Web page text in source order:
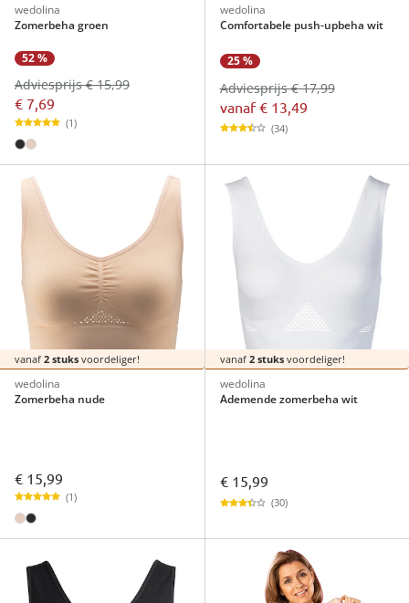
wedolina
Zomerbeha groen
52 %
€ 7,69
Adviesprijs € 15,99
(1)
wedolina
Comfortabele push-upbeha wit
25 %
vanaf€ 13,49
Adviesprijs € 17,99
(34)
vanaf 2 stuks voordeliger!
wedolina
Zomerbeha nude
€ 15,99
(1)
vanaf 2 stuksvoordeliger!
wedolina
Ademende zomerbeha wit
€ 15,99
(30)